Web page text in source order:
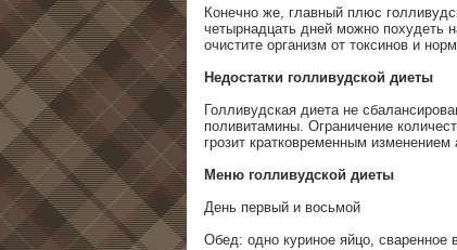
Конечно же, главный плюс
четырнадцать дней можно похудеть
очистите организм от токсинов и
Недостатки голливудской диеты
Голливудская диета не
поливитамины. Ограничение
грозит кратковременным изменением
Меню голливудской диеты
День первый и восьмой
Обед: одно куриное яйцо, сваренное